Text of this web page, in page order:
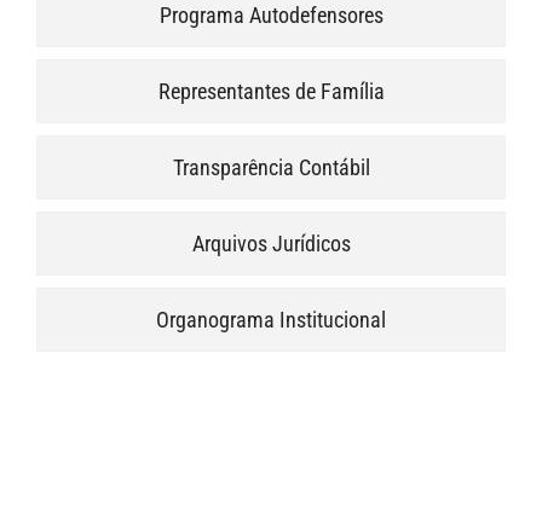
Programa Autodefensores
Representantes de Família
Transparência Contábil
Arquivos Jurídicos
Organograma Institucional